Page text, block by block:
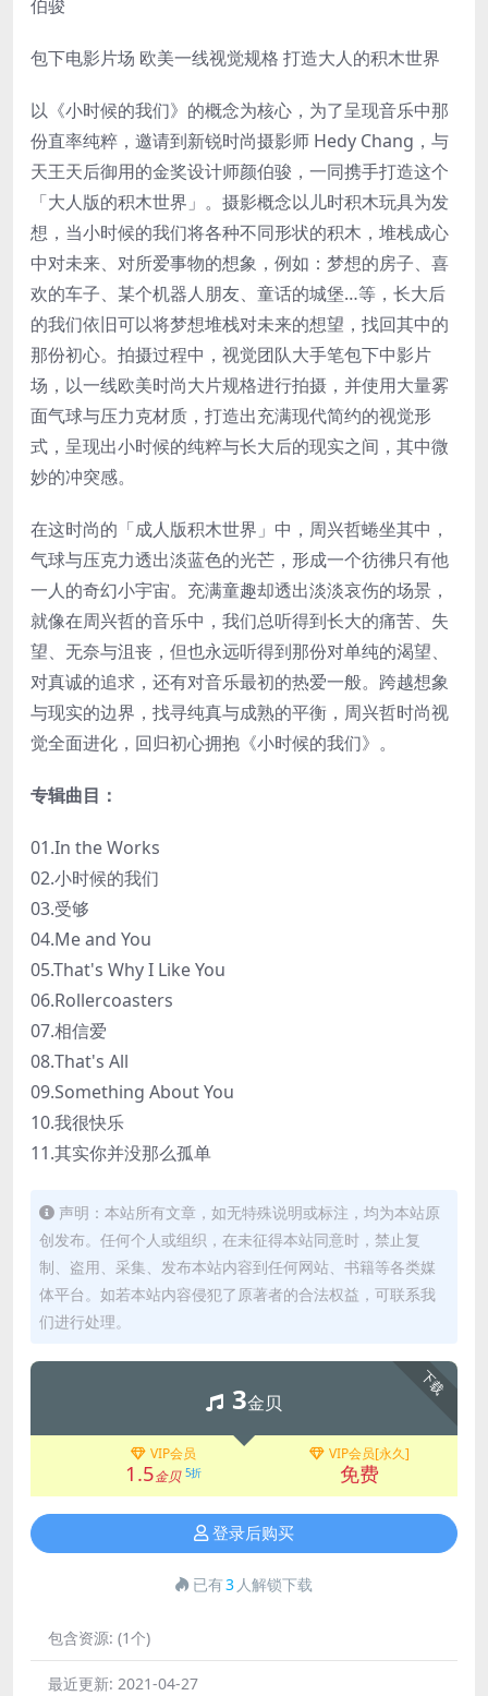
伯骏
包下电影片场 欧美一线视觉规格 打造大人的积木世界
以《小时候的我们》的概念为核心，为了呈现音乐中那
份直率纯粹，邀请到新锐时尚摄影师 Hedy Chang，与
天王天后御用的金奖设计师颜伯骏，一同携手打造这个
「大人版的积木世界」。摄影概念以儿时积木玩具为发
想，当小时候的我们将各种不同形状的积木，堆栈成心
中对未来、对所爱事物的想象，例如：梦想的房子、喜
欢的车子、某个机器人朋友、童话的城堡…等，长大后
的我们依旧可以将梦想堆栈对未来的想望，找回其中的
那份初心。拍摄过程中，视觉团队大手笔包下中影片
场，以一线欧美时尚大片规格进行拍摄，并使用大量雾
面气球与压力克材质，打造出充满现代简约的视觉形
式，呈现出小时候的纯粹与长大后的现实之间，其中微
妙的冲突感。
在这时尚的「成人版积木世界」中，周兴哲蜷坐其中，
气球与压克力透出淡蓝色的光芒，形成一个彷彿只有他
一人的奇幻小宇宙。充满童趣却透出淡淡哀伤的场景，
就像在周兴哲的音乐中，我们总听得到长大的痛苦、失
望、无奈与沮丧，但也永远听得到那份对单纯的渴望、
对真诚的追求，还有对音乐最初的热爱一般。跨越想象
与现实的边界，找寻纯真与成熟的平衡，周兴哲时尚视
觉全面进化，回归初心拥抱《小时候的我们》。
专辑曲目：
01.In the Works
02.小时候的我们
03.受够
04.Me and You
05.That's Why I Like You
06.Rollercoasters
07.相信爱
08.That's All
09.Something About You
10.我很快乐
11.其实你并没那么孤单
声明：本站所有文章，如无特殊说明或标注，均为本站原
创发布。任何个人或组织，在未征得本站同意时，禁止复
制、盗用、采集、发布本站内容到任何网站、书籍等各类媒
体平台。如若本站内容侵犯了原著者的合法权益，可联系我
们进行处理。
下载
3金贝
VIP会员
1.5金贝 5折
VIP会员[永久]
免费
登录后购买
已有3 人解锁下载
包含资源: (1个)
最近更新: 2021-04-27